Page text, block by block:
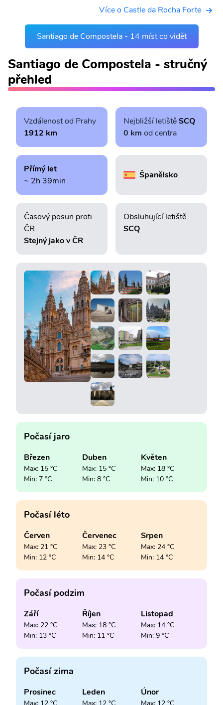
Více o Castle da Rocha Forte
Santiago de Compostela - 14 míst co vidět
Santiago de Compostela - stručný
přehled
Vzdálenost od Prahy
1912 km
Nejbližší letištěSCQ
0 km od centra
Přímý let
~ 2h 39min
Španělsko
Časový posun proti
ČR
Stejný jako v ČR
Obsluhující letiště
SCQ
Počasí jaro
Březen
Max: 15 °C
Min: 7 °C
Duben
Max: 15 °C
Min: 8 °C
Květen
Max: 18 °C
Min: 10 °C
Počasí léto
Červen
Max: 21 °C
Min: 12 °C
Červenec
Max: 23 °C
Min: 14 °C
Srpen
Max: 24 °C
Min: 14 °C
Počasí podzim
Září
Max: 22 °C
Min: 13 °C
Říjen
Max: 18 °C
Min: 11 °C
Listopad
Max: 14 °C
Min: 9 °C
Počasí zima
Prosinec Leden Únor